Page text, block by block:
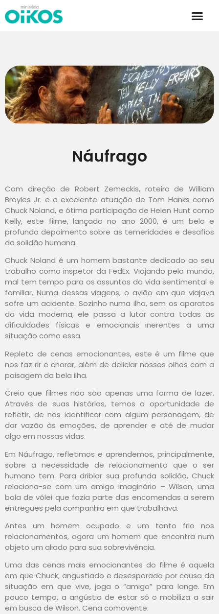
Náufrago
Com direção de Robert Zemeckis, roteiro de William
Broyles Jr. e a excelente atuação de Tom Hanks como
Chuck Noland, e ótima participação de Helen Hunt como
Kelly, este filme, lançado no ano 2000, é um belo e
profundo depoimento sobre as temeridades e desafios
da solidão humana.
Chuck Noland é um homem bastante dedicado ao seu
trabalho como inspetor da FedEx. Viajando pelo mundo,
mal tem tempo para os assuntos da vida sentimental e
familiar. Numa dessas viagens, o avião em que viajava
sofre um acidente. Sozinho numa ilha, sem os aparatos
da vida moderna, ele passa a lutar contra todas as
dificuldades físicas e emocionais inerentes a uma
situação como essa.
Repleto de cenas emocionantes, este é um filme que
nos faz rir e chorar, além de deliciar nossos olhos com a
paisagem da bela ilha.
Creio que filmes não são apenas uma forma de lazer.
Através de suas histórias, temos a oportunidade de
refletir, de nos identificar com algum personagem, de
dar vazão às emoções, de aprender e até de mudar
algo em nossas vidas.
Em Náufrago, refletimos e aprendemos, principalmente,
sobre a necessidade de relacionamento que o ser
humano tem. Para driblar sua profunda solidão, Chuck
relaciona-se com um amigo imaginário – Wilson, uma
bola de vôlei que fazia parte das encomendas a serem
entregues pela companhia em que trabalhava.
Antes um homem ocupado e um tanto frio nos
relacionamentos, agora um homem que encontra num
objeto um aliado para sua sobrevivência.
Uma das cenas mais emocionantes do filme é aquela
em que Chuck, angustiado e desesperado por causa da
situação em que vive, joga o “amigo” para longe. Em
pouco tempo, a angústia de estar só o mobiliza a sair
em busca de Wilson. Cena comovente.